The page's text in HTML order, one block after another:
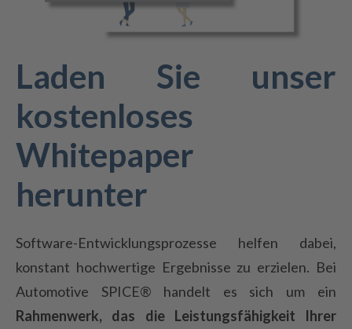
Laden Sie unser
kostenloses
Whitepaper
herunter
Software-Entwicklungsprozesse helfen dabei,
konstant hochwertige Ergebnisse zu erzielen. Bei
Automotive SPICE® handelt es sich um ein
Rahmenwerk, das die Leistungsfähigkeit Ihrer